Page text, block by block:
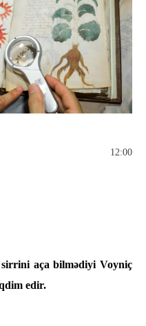
12:00
aça bilmədiyi Voyniç
edir.